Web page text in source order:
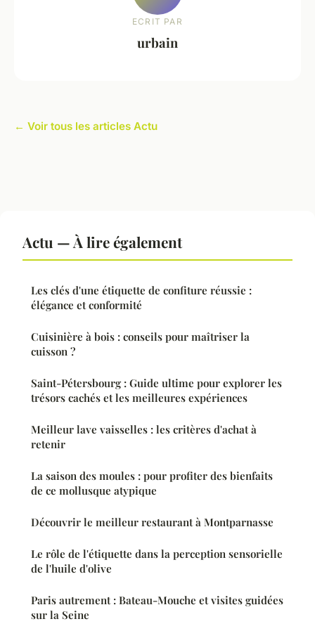
ECRIT PAR
urbain
← Voir tous les articles Actu
Actu — À lire également
Les clés d'une étiquette de confiture réussie :
élégance et conformité
Cuisinière à bois : conseils pour maîtriser la
cuisson ?
Saint-Pétersbourg : Guide ultime pour explorer les
trésors cachés et les meilleures expériences
Meilleur lave vaisselles : les critères d'achat à
retenir
La saison des moules : pour profiter des bienfaits
de ce mollusque atypique
Découvrir le meilleur restaurant à Montparnasse
Le rôle de l'étiquette dans la perception sensorielle
de l'huile d'olive
Paris autrement : Bateau-Mouche et visites guidées
sur la Seine